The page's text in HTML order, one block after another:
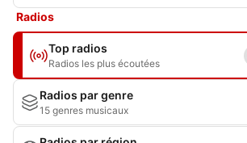
Radios
Top radios
Radios les plus écoutées
Radios par genre
15 genres musicaux